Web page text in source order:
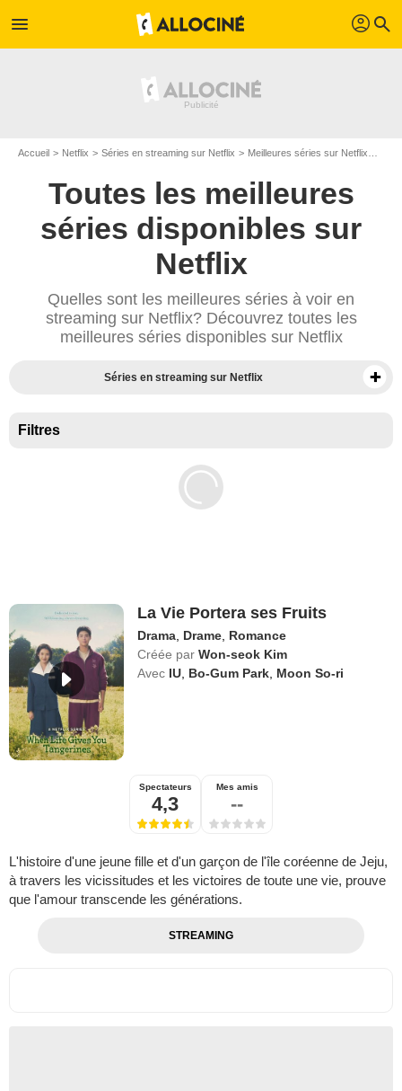
menu profil search
Accueil Netflix Séries en streaming sur Netflix Meilleures séries sur Netflix
Toutes les meilleures
séries disponibles sur
Netflix
Quelles sont les meilleures séries à voir en
streaming sur Netflix? Découvrez toutes les
meilleures séries disponibles sur Netflix
Séries en streaming sur Netflix
Documentaires à voir sur Netflix
Films Netflix les plus attendus
Filtres
La Vie Portera ses Fruits
Drama Drame Romance
Créée par Won-seok Kim
Avec IU Bo-Gum Park Moon So-ri
Spectateurs
4,3
Mes amis
--
L'histoire d'une jeune fille et d'un garçon de l'île coréenne de Jeju,
à travers les vicissitudes et les victoires de toute une vie, prouve
que l'amour transcende les générations.
STREAMING